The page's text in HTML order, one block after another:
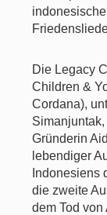
Die Legacy
Children &
Cordana),
Gründerin
lebendiger
Indonesiens
die zweite
dem Tod